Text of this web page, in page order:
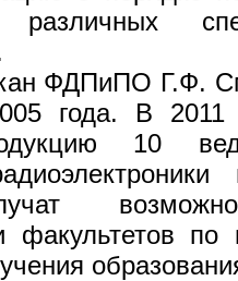
ФДПиПО Г.Ф.
года. В 2011
10
факультетов